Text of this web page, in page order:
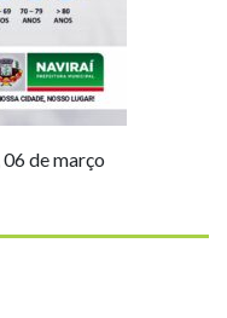
de março